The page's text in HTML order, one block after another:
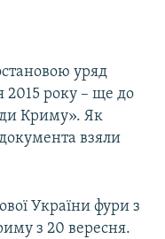
уряд
2015 року – ще до
Криму». Як
взяли
України фури з
з 20 вересня.